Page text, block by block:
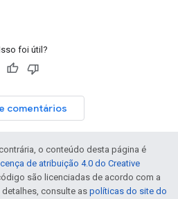
foi útil?
comentários
o conteúdo desta página é
de atribuição 4.0 do Creative
são licenciadas de acordo com a
detalhes, consulte as políticas do site do